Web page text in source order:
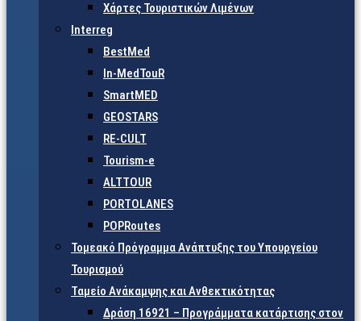
Χάρτες Τουριστικών Λιμένων
Interreg
BestMed
In-MedTouR
SmartMED
GEOSTARS
RE-CULT
Tourism-e
ALTTOUR
PORTOLANES
POPRoutes
Τομεακό Πρόγραμμα Ανάπτυξης του Υπουργείου
Τουρισμού
Ταμείο Ανάκαμψης και Ανθεκτικότητας
Δράση 16921 – Προγράμματα κατάρτισης στον